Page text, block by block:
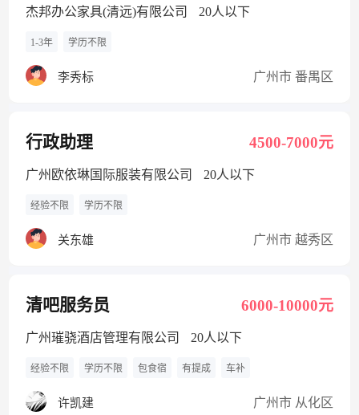
杰邦办公家具(清远)有限公司 20人以下
1-3年 学历不限
李秀标 广州市 番禺区
行政助理 4500-7000元
广州欧依琳国际服装有限公司 20人以下
经验不限 学历不限
关东雄 广州市 越秀区
清吧服务员 6000-10000元
广州璀骁酒店管理有限公司 20人以下
经验不限 学历不限 包食宿 有提成 车补
许凯建 广州市 从化区